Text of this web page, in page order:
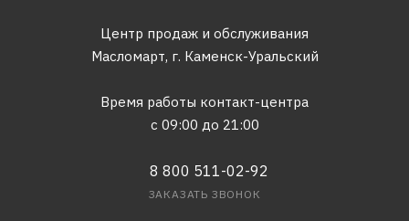
Центр продаж и обслуживания
Масломарт, г. Каменск-Уральский
Время работы контакт-центра
с 09:00 до 21:00
8 800 511-02-92
ЗАКАЗАТЬ ЗВОНОК